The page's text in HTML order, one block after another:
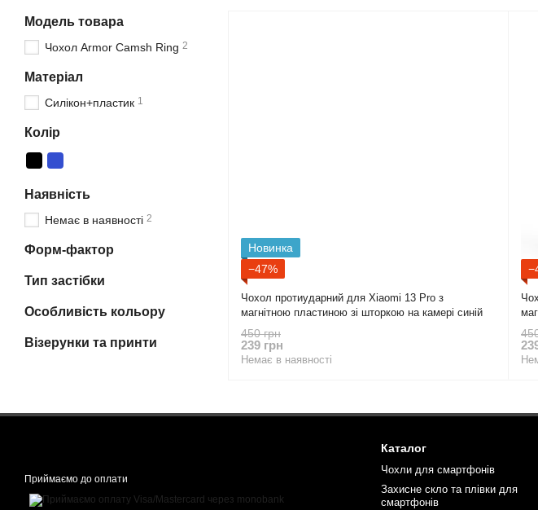
Новинка
−47%
Чохол протиударний для Xiaomi 13 Pro з
магнітною пластиною зі шторкою на камері синій
450 грн
239 грн
Немає в наявності
Модель товара
Чохол Armor Camsh Ring 2
Матеріал
Силікон+пластик 1
Колір
Наявність
Немає в наявності 2
Форм-фактор
Тип застібки
Особливість кольору
Візерунки та принти
Приймаємо до оплати
Каталог
Чохли для смартфонів
Захисне скло та плівки для
смартфонів